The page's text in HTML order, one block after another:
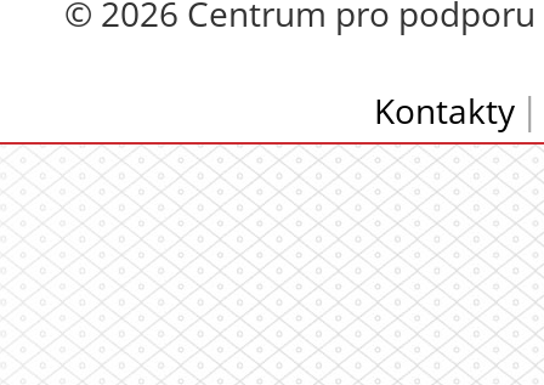
© 2026 Centrum pro podporu
Kontakty